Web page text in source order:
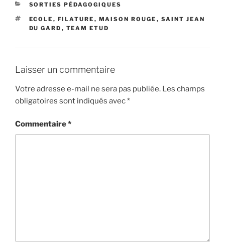
CATÉGORIES
SORTIES PÉDAGOGIQUES
ÉTIQUETTES
ECOLE , FILATURE , MAISON ROUGE , SAINT JEAN
DU GARD , TEAM ETUD
Laisser un commentaire
Votre adresse e-mail ne sera pas publiée. Les champs
obligatoires sont indiqués avec*
Commentaire*